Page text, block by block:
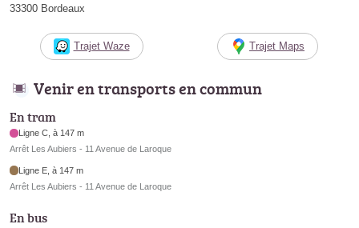
33300 Bordeaux
Trajet Waze Trajet Maps
Venir en transports en commun
En tram
Ligne C, à 147 m
Arrêt Les Aubiers - 11 Avenue de Laroque
Ligne E, à 147 m
Arrêt Les Aubiers - 11 Avenue de Laroque
En bus